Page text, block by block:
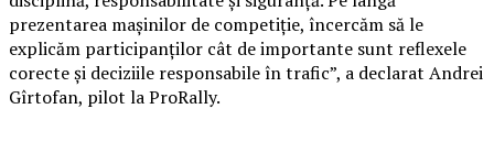
prezentarea mașinilor de competiție, încercăm să le
explicăm participanților cât de importante sunt reflexele
corecte și deciziile responsabile în trafic”, a declarat Andrei
Gîrtofan, pilot la ProRally.